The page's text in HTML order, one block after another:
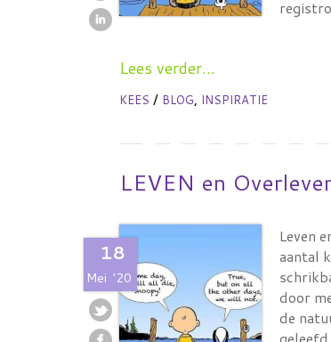
Lees verder...
KEES/ BLOG, INSPIRATIE
LEVEN en
18
Mei '20
Leven
aantal
door
de